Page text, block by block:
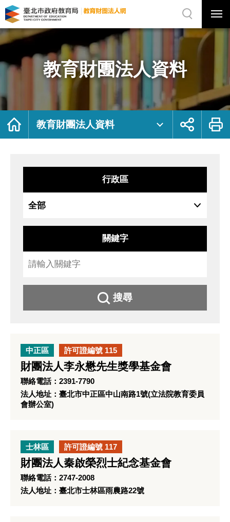
教
育
團
資
料
府
局
法
網
站
選
選
單
關
網
站
尋
教育財團法人資料
首
教育財團法人資料
展
鈕
列
行政區
關鍵字
搜尋
中正區 許可證編號 115
財團法人李永懋先生獎學基金會
聯絡電話：2391-7790
法人地址：臺北市中正區中山南路1號(立法院教育委員
會辦公室)
士林區 許可證編號 117
財團法人秦啟榮烈士紀念基金會
聯絡電話：2747-2008
法人地址：臺北市士林區雨農路22號